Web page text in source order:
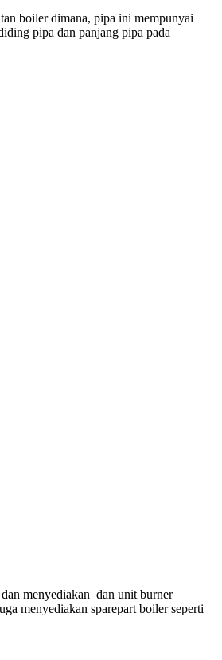
boiler dimana, pipa ini mempunyai
pipa dan panjang pipa pada
menyediakan dan unit burner
menyediakan sparepart boiler seperti